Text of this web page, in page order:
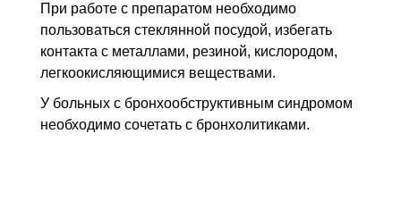
При работе с препаратом необходимо
пользоваться стеклянной посудой, избегать
контакта с металлами, резиной, кислородом,
легкоокисляющимися веществами.
У больных с бронхообструктивным синдромом
необходимо сочетать с бронхолитиками.